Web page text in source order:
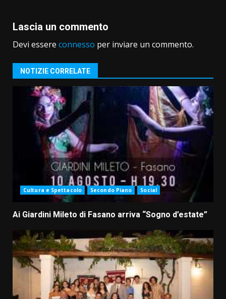
Lascia un commento
Devi essere connesso per inviare un commento.
NOTIZIE CORRELATE
Cultura e Spettacolo Secondo Piano Social
Ai Giardini Mileto di Fasano arriva “Sogno d’estate”